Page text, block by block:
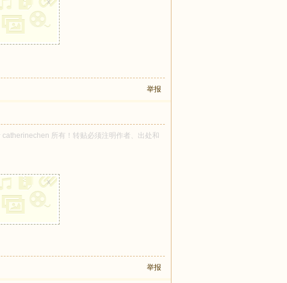
x
举报
所有！转贴必须注明作者、出处和
x
举报